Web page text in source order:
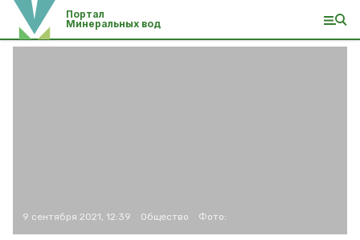
Портал
Минеральных вод
9 сентября 2021, 12:39 Общество Фото: